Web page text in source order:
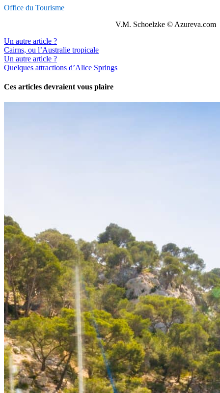
Office du Tourisme
V.M. Schoelzke © Azureva.com
Un autre article ?
Cairns, ou l’Australie tropicale
Un autre article ?
Quelques attractions d’Alice Springs
Ces articles devraient vous plaire